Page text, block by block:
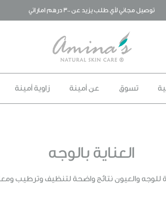
توصيل مجاني لأي طلب يزيد عن 300 درهم اماراتي
تسوق عن أمينة زاوية أمينة
العناية بالوجه
والعيون نتائج واضحة لتنظيف وترطيب